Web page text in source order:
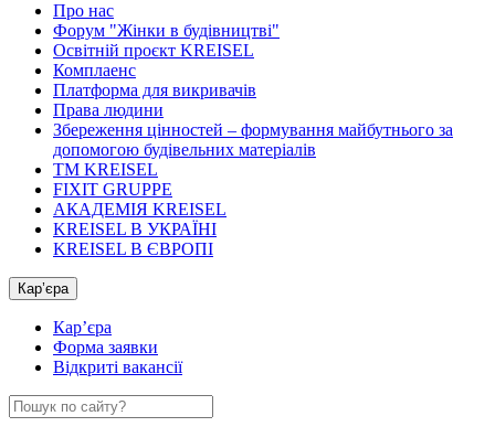
Про нас
Форум "Жінки в будівництві"
Освітній проєкт KREISEL
Комплаенс
Платформа для викривачів
Права людини
Збереження цінностей – формування майбутнього за
допомогою будівельних матеріалів
ТМ KREISEL
FIXIT GRUPPE
АКАДЕМІЯ KREISEL
KREISEL В УКРАЇНІ
KREISEL В ЄВРОПІ
Кар’єра
Кар’єра
Форма заявки
Відкриті вакансії